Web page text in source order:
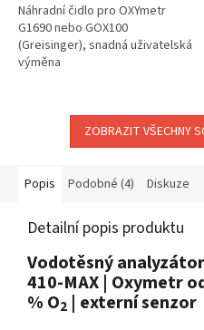
Náhradní čidlo pro OXYmetr
G1690 nebo GOX100
(Greisinger), snadná uživatelská
výměna
ZOBRAZIT VŠECHNY
Popis Podobné (4) Diskuze
Detailní popis produktu
Vodotěsný
410-MAX | Oxymetr
% O2 | externí senzor